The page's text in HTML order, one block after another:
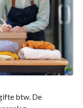
btw. De